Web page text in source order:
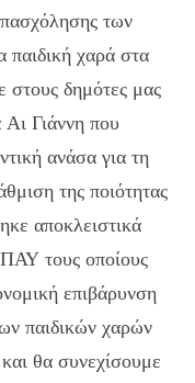
των
παιδική χαρά στα
στους δημότες μας
Αι Γιάννη που
ανάσα για τη
της ποιότητας
αποκλειστικά
τους οποίους
επιβάρυνση
παιδικών χαρών
θα συνεχίσουμε